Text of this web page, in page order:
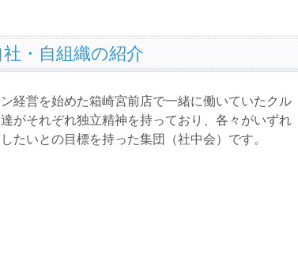
社・自組織の紹介
ン経営を始めた箱崎宮前店で一緒に働いていたクル
がそれぞれ独立精神を持っており、各々がいずれ
たいとの目標を持った集団（社中会）です。